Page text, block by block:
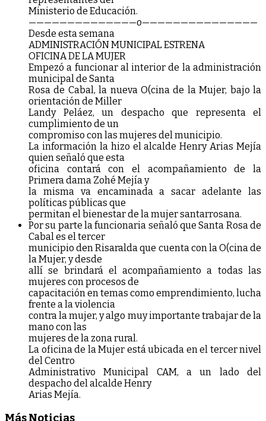
Ministerio de Educación.
——————————————o———————————————
Desde esta semana
ADMINISTRACIÓN MUNICIPAL ESTRENA
OFICINA DE LA MUJER
Empezó a funcionar al interior de la administración
municipal de Santa
Rosa de Cabal, la nueva O(cina de la Mujer, bajo la
orientación de Miller
Landy Peláez, un despacho que representa el
cumplimiento de un
compromiso con las mujeres del municipio.
La información la hizo el alcalde Henry Arias Mejía
quien señaló que esta
oficina contará con el acompañamiento de la
Primera dama Zohé Mejía y
la misma va encaminada a sacar adelante las
políticas públicas que
permitan el bienestar de la mujer santarrosana.
Por su parte la funcionaria señaló que Santa Rosa de
Cabal es el tercer
municipio den Risaralda que cuenta con la O(cina de
la Mujer, y desde
allí se brindará el acompañamiento a todas las
mujeres con procesos de
capacitación en temas como emprendimiento, lucha
frente a la violencia
contra la mujer, y algo muy importante trabajar de la
mano con las
mujeres de la zona rural.
La oficina de la Mujer está ubicada en el tercer nivel
del Centro
Administrativo Municipal CAM, a un lado del
despacho del alcalde Henry
Arias Mejía.
Más Noticias